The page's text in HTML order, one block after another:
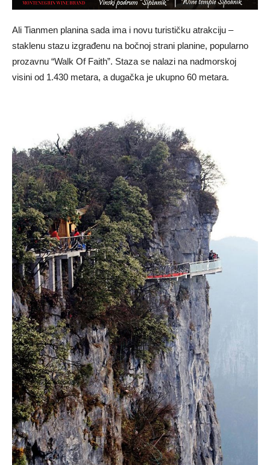
Ali Tianmen planina sada ima i novu turističku atrakciju –
staklenu stazu izgrađenu na bočnoj strani planine, popularno
prozavnu “Walk Of Faith”. Staza se nalazi na nadmorskoj
visini od 1.430 metara, a dugačka je ukupno 60 metara.